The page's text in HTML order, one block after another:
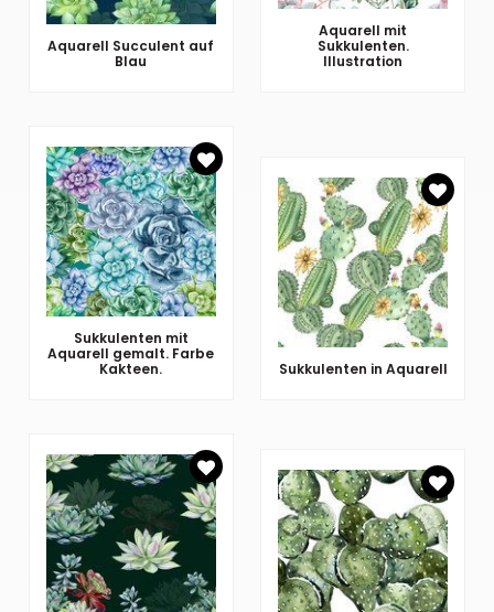
Aquarell Succulent auf
Blau
Aquarell mit
Sukkulenten.
Illustration
Sukkulenten mit
Aquarell gemalt. Farbe
Kakteen.
Sukkulenten in Aquarell